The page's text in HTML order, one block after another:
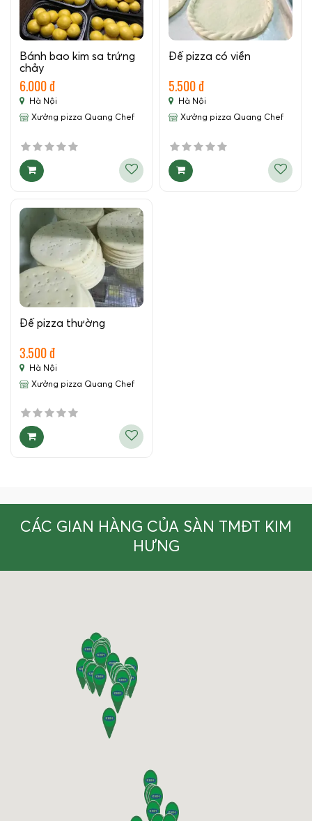
Bánh bao kim sa trứng
chảy
6.000 đ
Hà Nội
Xưởng pizza Quang Chef
Đế pizza có viền
5.500 đ
Hà Nội
Xưởng pizza Quang Chef
Đế pizza thường
3.500 đ
Hà Nội
Xưởng pizza Quang Chef
CÁC GIAN HÀNG CỦA SÀN TMĐT KIM
HƯNG